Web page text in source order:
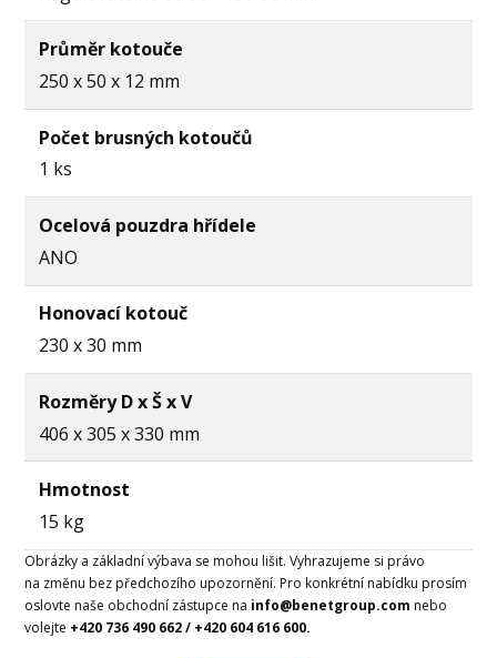
Průměr kotouče
250 x 50 x 12 mm
Počet brusných kotoučů
1 ks
Ocelová pouzdra hřídele
ANO
Honovací kotouč
230 x 30 mm
Rozměry D x Š x V
406 x 305 x 330 mm
Hmotnost
15 kg
Obrázky a základní výbava se mohou lišit. Vyhrazujeme si právo
na změnu bez předchozího upozornění. Pro konkrétní nabídku prosím
oslovte naše obchodní zástupce na info@benetgroup.com nebo
volejte +420 736 490 662 / +420 604 616 600.